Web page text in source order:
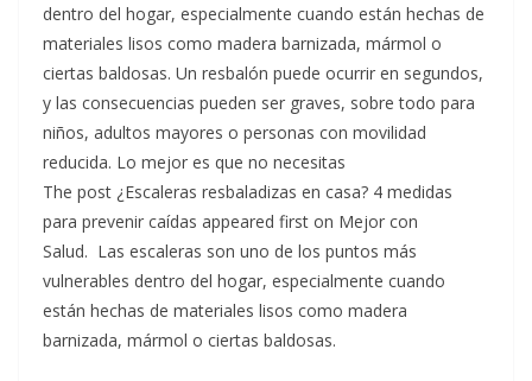
dentro del hogar, especialmente cuando están hechas de
materiales lisos como madera barnizada, mármol o
ciertas baldosas. Un resbalón puede ocurrir en segundos,
y las consecuencias pueden ser graves, sobre todo para
niños, adultos mayores o personas con movilidad
reducida. Lo mejor es que no necesitas
The post ¿Escaleras resbaladizas en casa? 4 medidas
para prevenir caídas appeared first on Mejor con
Salud. Las escaleras son uno de los puntos más
vulnerables dentro del hogar, especialmente cuando
están hechas de materiales lisos como madera
barnizada, mármol o ciertas baldosas.